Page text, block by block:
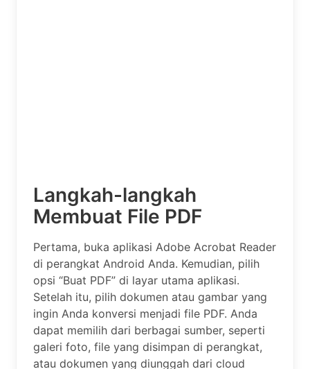
Langkah-langkah
Membuat File PDF
Pertama, buka aplikasi Adobe Acrobat Reader
di perangkat Android Anda. Kemudian, pilih
opsi “Buat PDF” di layar utama aplikasi.
Setelah itu, pilih dokumen atau gambar yang
ingin Anda konversi menjadi file PDF. Anda
dapat memilih dari berbagai sumber, seperti
galeri foto, file yang disimpan di perangkat,
atau dokumen yang diunggah dari cloud